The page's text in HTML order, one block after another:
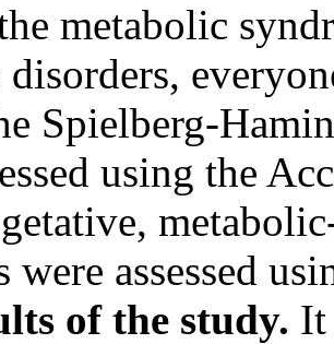
metabolic
Spielberg-
using the
were assessed
of the study. It